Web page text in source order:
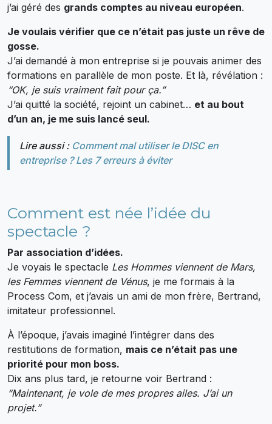
j’ai géré des grands comptes au niveau européen.
Je voulais vérifier que ce n’était pas juste un rêve de
gosse.
J’ai demandé à mon entreprise si je pouvais animer des
formations en parallèle de mon poste. Et là, révélation :
“OK, je suis vraiment fait pour ça.”
J’ai quitté la société, rejoint un cabinet… et au bout
d’un an, je me suis lancé seul.
Lire aussi : Comment mal utiliser le DISC en
entreprise ? Les 7 erreurs à éviter
Comment est née l’idée du
spectacle ?
Par association d’idées.
Je voyais le spectacle Les Hommes viennent de Mars,
les Femmes viennent de Vénus, je me formais à la
Process Com, et j’avais un ami de mon frère, Bertrand,
imitateur professionnel.
À l’époque, j’avais imaginé l’intégrer dans des
restitutions de formation, mais ce n’était pas une
priorité pour mon boss.
Dix ans plus tard, je retourne voir Bertrand :
“Maintenant, je vole de mes propres ailes. J’ai un
projet.”